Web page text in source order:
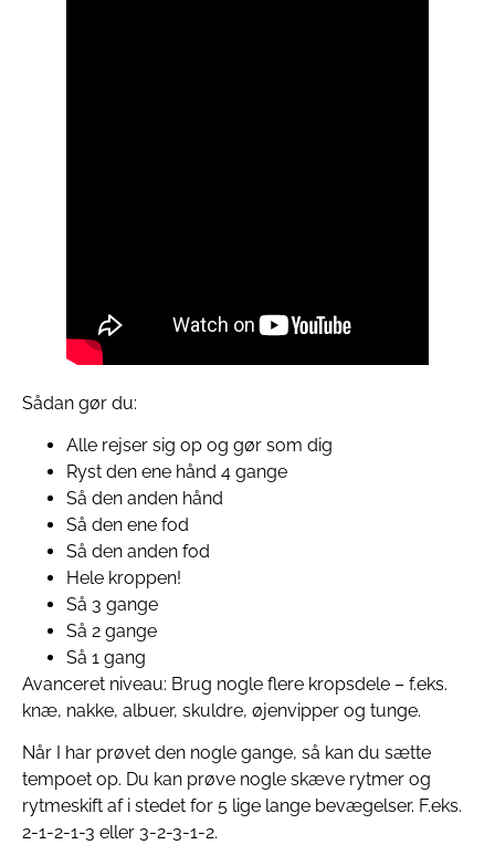
Sådan gør du:
Alle rejser sig op og gør som dig
Ryst den ene hånd 4 gange
Så den anden hånd
Så den ene fod
Så den anden fod
Hele kroppen!
Så 3 gange
Så 2 gange
Så 1 gang
Avanceret niveau: Brug nogle flere kropsdele – f.eks.
knæ, nakke, albuer, skuldre, øjenvipper og tunge.
Når I har prøvet den nogle gange, så kan du sætte
tempoet op. Du kan prøve nogle skæve rytmer og
rytmeskift af i stedet for 5 lige lange bevægelser. F.eks.
2-1-2-1-3 eller 3-2-3-1-2.